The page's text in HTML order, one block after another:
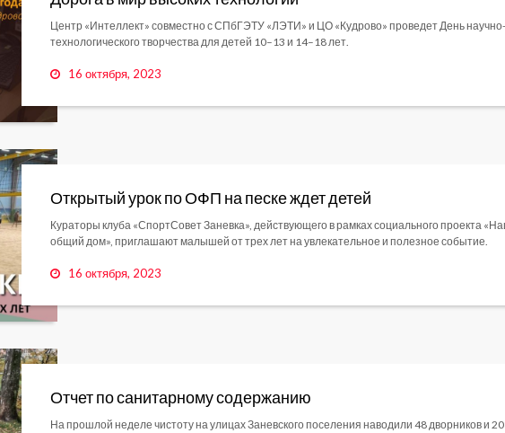
Центр «Интеллект» совместно с СПбГЭТУ «ЛЭТИ» и ЦО «Кудрово» проведет День научно-
технологического творчества для детей 10–13 и 14–18 лет.
16 октября, 2023
Открытый урок по ОФП на песке ждет детей
Кураторы клуба «СпортСовет Заневка», действующего в рамках социального проекта
общий дом», приглашают малышей от трех лет на увлекательное и полезное событие.
16 октября, 2023
Отчет по санитарному содержанию
На прошлой неделе чистоту на улицах Заневского поселения наводили 48 дворников и 20